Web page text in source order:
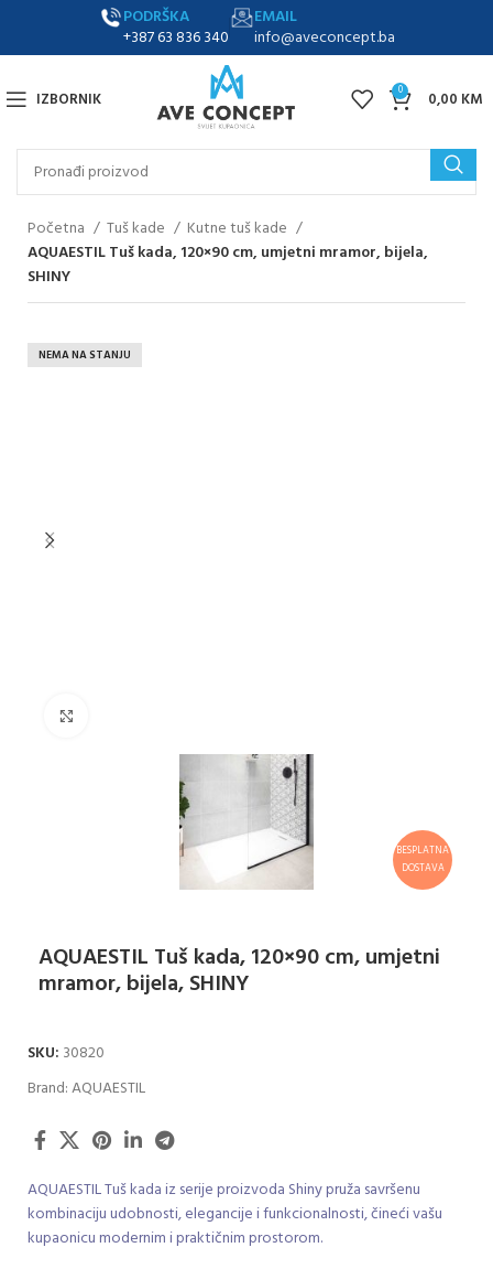
PODRŠKA
+387 63 836 340
EMAIL
info@aveconcept.ba
IZBORNIK 0 0,00 KM
Početna Tuš kade
Kutne tuš kade
AQUAESTIL Tuš kada, 120×90 cm, umjetni mramor, bijela,
SHINY
BESPLATNA
DOSTAVA
NEMA NA STANJU
AQUAESTIL Tuš kada, 120×90 cm, umjetni
mramor, bijela, SHINY
SKU: 30820
Brand:AQUAESTIL
AQUAESTIL Tuš kada iz serije proizvoda Shiny pruža savršenu
kombinaciju udobnosti, elegancije i funkcionalnosti, čineći vašu
kupaonicu modernim i praktičnim prostorom.